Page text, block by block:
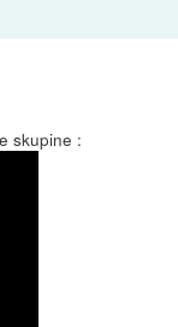
skupine :